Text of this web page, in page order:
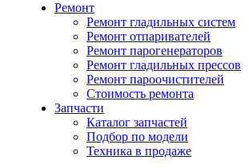
Ремонт
Ремонт гладильных систем
Ремонт отпаривателей
Ремонт парогенераторов
Ремонт гладильных прессов
Ремонт пароочистителей
Стоимость ремонта
Запчасти
Каталог запчастей
Подбор по модели
Техника в продаже